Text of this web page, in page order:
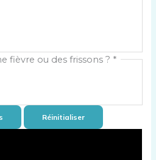
fièvre ou des frissons ? *
Réinitialiser